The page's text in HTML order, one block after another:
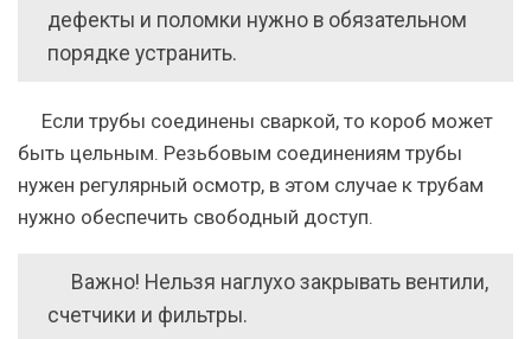
дефекты и поломки нужно в обязательном
порядке устранить.
Если трубы соединены сваркой, то короб может
быть цельным. Резьбовым соединениям трубы
нужен регулярный осмотр, в этом случае к трубам
нужно обеспечить свободный доступ.
Важно! Нельзя наглухо закрывать вентили,
счетчики и фильтры.